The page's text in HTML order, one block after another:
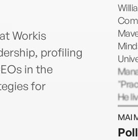
Workis
profiling
in the
for
He
wife
MAI